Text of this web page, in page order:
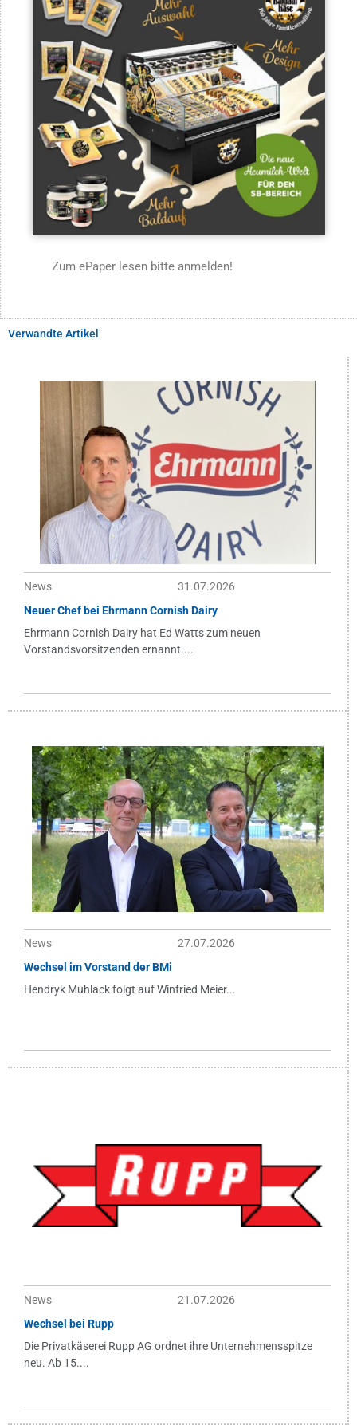
Zum ePaper lesen bitte anmelden!
Verwandte Artikel
News
31.07.2026
Neuer Chef bei Ehrmann Cornish Dairy
Ehrmann Cornish Dairy hat Ed Watts zum neuen
Vorstandsvorsitzenden ernannt....
News
27.07.2026
Wechsel im Vorstand der BMi
Hendryk Muhlack folgt auf Winfried Meier...
News
21.07.2026
Wechsel bei Rupp
Die Privatkäserei Rupp AG ordnet ihre Unternehmensspitze
neu. Ab 15....